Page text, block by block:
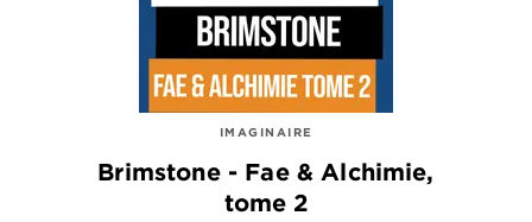
IMAGINAIRE
Brimstone - Fae & Alchimie,
tome 2